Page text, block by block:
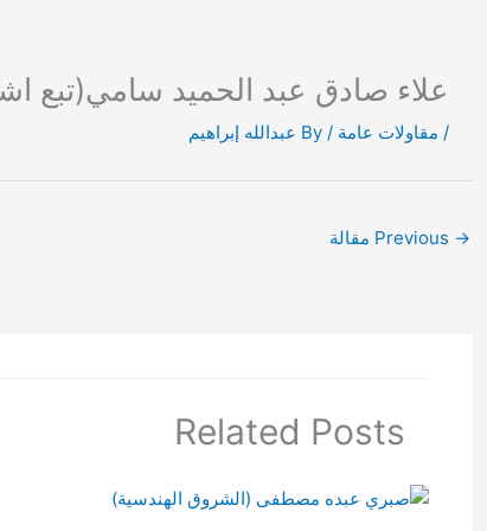
علاء صادق عبد الحميد سامي(تبع
/ مقاولات عامة / By عبدالله إبراهيم
→
Related Posts